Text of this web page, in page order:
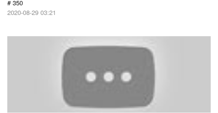
# 350
2020-08-29 03:21